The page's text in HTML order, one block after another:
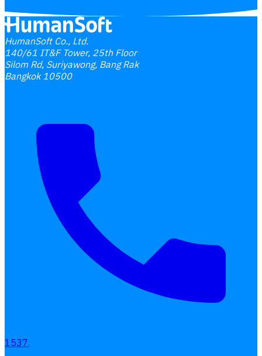
Interested Blog
โปรแกรมบริหารงานบุคคล
HumanSoft Co., Ltd.
140/61 IT&F Tower, 25th Floor
Silom Rd, Suriyawong, Bang Rak
Bangkok 10500
1537,